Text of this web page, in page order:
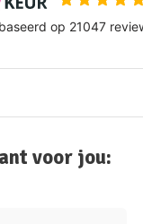
voor jou: